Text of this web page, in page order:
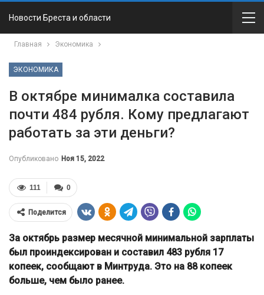
Новости Бреста и области
Главная Экономика
ЭКОНОМИКА
В октябре минималка составила
почти 484 рубля. Кому предлагают
работать за эти деньги?
Опубликовано Ноя 15, 2022
0
111
Поделится
За октябрь размер месячной минимальной зарплаты
был проиндексирован и составил 483 рубля 17
копеек, сообщают в Минтруда. Это на 88 копеек
больше, чем было ранее.